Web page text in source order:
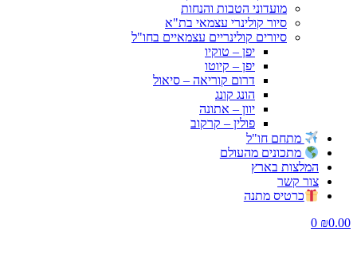
מועדוני הטבות והנחות
סיור קולינרי עצמאי בת"א
סיורים קולינריים עצמאיים בחו"ל
יפן – טוקיו
יפן – קיוטו
דרום קוריאה – סיאול
הונג קונג
יוון – אתונה
פולין – קרקוב
מתחם חו"ל
מתכונים מהעולם
המלצות בארץ
צור קשר
כרטיס מתנה
₪0.00
0